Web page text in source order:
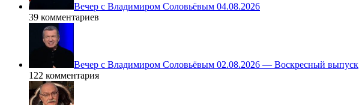
Вечер с Владимиром Соловьёвым 04.08.2026
39 комментариев
Вечер с Владимиром Соловьёвым 02.08.2026 — Воскресный выпуск
122 комментария